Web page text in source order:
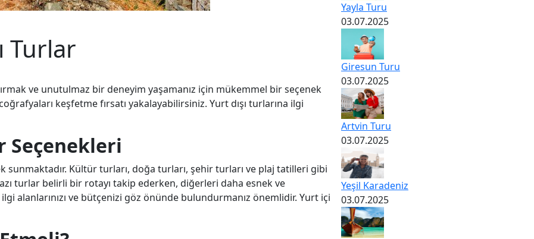
Turlar
ve unutulmaz bir deneyim yaşamanız için mükemmel bir seçenek
keşfetme fırsatı yakalayabilirsiniz. Yurt dışı turlarına ilgi
Seçenekleri
Kültür turları, doğa turları, şehir turları ve plaj tatilleri gibi
turlar belirli bir rotayı takip ederken, diğerleri daha esnek ve
alanlarınızı ve bütçenizi göz önünde bulundurmanız önemlidir. Yurt içi
Yayla Turu
03.07.2025
Giresun Turu
03.07.2025
Artvin Turu
03.07.2025
Yeşil Karadeniz
03.07.2025